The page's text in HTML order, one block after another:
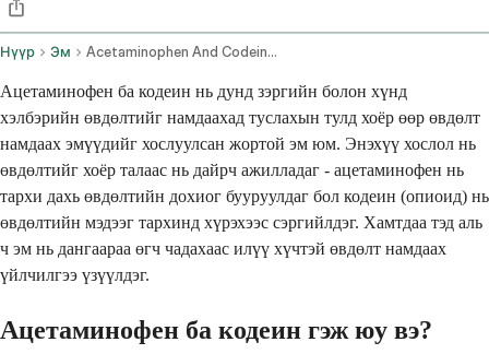
Нүүр Эм Acetaminophen And Codeine Oral Route
Ацетаминофен ба кодеин нь дунд зэргийн болон хүнд
хэлбэрийн өвдөлтийг намдаахад туслахын тулд хоёр өөр өвдөлт
намдаах эмүүдийг хослуулсан жортой эм юм. Энэхүү хослол нь
өвдөлтийг хоёр талаас нь дайрч ажилладаг - ацетаминофен нь
тархи дахь өвдөлтийн дохиог бууруулдаг бол кодеин (опиоид) нь
өвдөлтийн мэдээг тархинд хүрэхээс сэргийлдэг. Хамтдаа тэд аль
ч эм нь дангаараа өгч чадахаас илүү хүчтэй өвдөлт намдаах
үйлчилгээ үзүүлдэг.
Ацетаминофен ба кодеин гэж юу вэ?